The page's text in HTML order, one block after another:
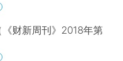
财新周刊》2018年第